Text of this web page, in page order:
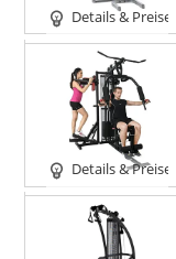
Details & Preise
Details & Preise